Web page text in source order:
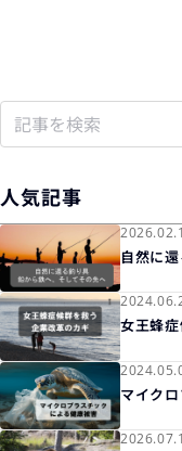
人気記事
自然に
女王蜂
マイク